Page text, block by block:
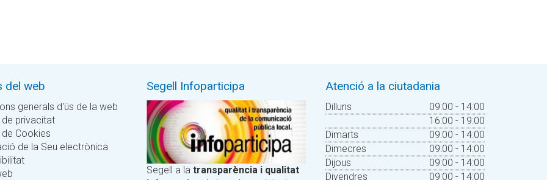
del web
generals d'ús de la web
privacitat
Cookies
de la Seu electrònica
Segell Infoparticipa
Segell a la transparència i qualitat
Atenció a la ciutadania
Dilluns
09:00 - 14:00
16:00 - 19:00
Dimarts
09:00 - 14:00
Dimecres
09:00 - 14:00
Dijous
09:00 - 14:00
Divendres
09:00 - 14:00